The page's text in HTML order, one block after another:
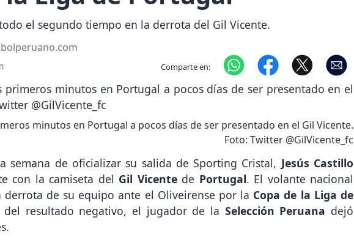
el segundo tiempo en la derrota del Gil Vicente.
Comparte en:
minutos en Portugal a pocos días de ser presentado en el Gil Vicente.
Foto: Twitter @GilVicente_fc
semana de oficializar su salida de Sporting Cristal, Jesús Castillo
con la camiseta del Gil Vicentede Portugal. El volante nacional
de su equipo ante el Oliveirense por la Copa de la Liga de
del resultado negativo, el jugador de la Selección Peruana dejó